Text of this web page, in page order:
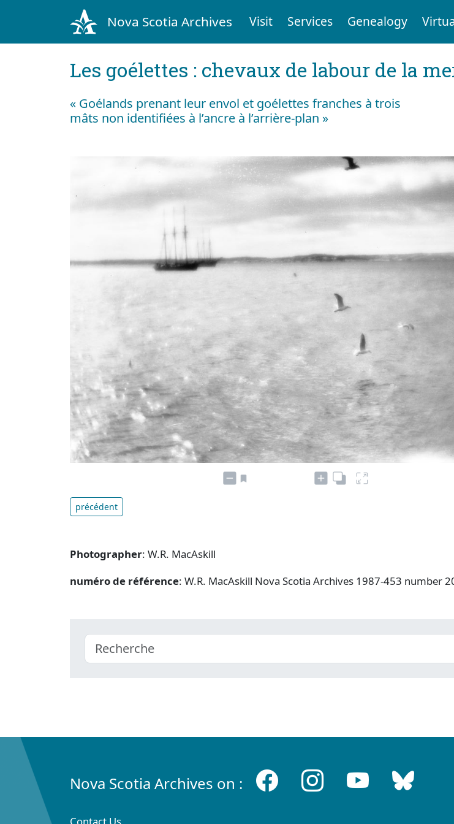
Nova Scotia Archives Visit Services Genealogy
Les goélettes : chevaux de labour de la
« Goélands prenant leur envol et goélettes franches à trois
mâts non identifiées à l’ancre à l’arrière-plan »
précédent
Photographer: W.R. MacAskill
numéro de référence: W.R. MacAskill Nova Scotia Archives 1987-453 number
Nova Scotia Archives on :
Contact Us